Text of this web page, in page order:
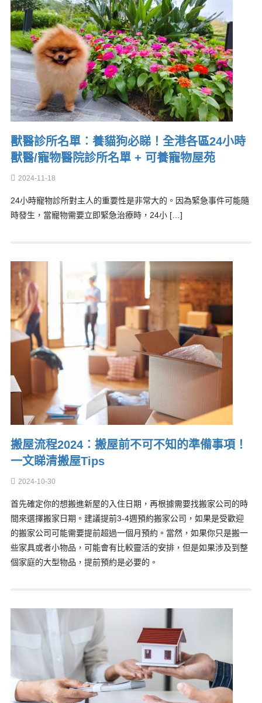
獸醫診所名單︰養貓狗必睇！全港各區24小時
獸醫/寵物醫院診所名單 + 可養寵物屋苑
2024-11-18
24小時寵物診所對主人的重要性是非常大的。因為緊急事件可能隨
時發生，當寵物需要立即緊急治療時，24小 […]
搬屋流程2024︰搬屋前不可不知的準備事項！
一文睇清搬屋Tips
2024-10-30
首先確定你的想搬進新屋的入住日期，再根據需要找搬家公司的時
間來選擇搬家日期。建議提前3-4週預約搬家公司，如果是受歡迎
的搬家公司可能需要提前超過一個月預約。當然，如果你只是搬一
些家具或者小物品，可能會有比較靈活的安排，但是如果涉及到整
個家庭的大型物品，提前預約是必要的。